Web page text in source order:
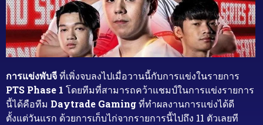
การแข่งพับจีที่เพิ่งจบลงไปเมื่อวานนี้กับการแข่งในรายการ
PTS Phase 1 โดยทีมที่สามารถคว้าแชมป์ในการแข่งรายการ
นี้ได้คือทีม Daytrade Gamingที่ทำผลงานการแข่งได้ดี
ตั้งแต่วันแรก ด้วยการเก็บไก่จากรายการนี้ไปถึง 11 ตัวเลยที